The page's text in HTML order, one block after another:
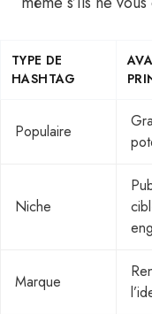
TYPE DE
HASHTAG
Populaire
Niche
Marque